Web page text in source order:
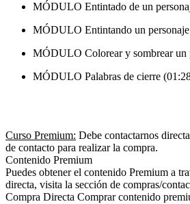
MÓDULO Entintado de un
MÓDULO Entintando un
MÓDULO Colorear y sombrear un
MÓDULO Palabras de cierre
Curso Premium: Debe contactarnos
de contacto para realizar la compra.
Contenido Premium
Puedes obtener el contenido Premium a
directa, visita la sección de compras/
Compra Directa Comprar contenido